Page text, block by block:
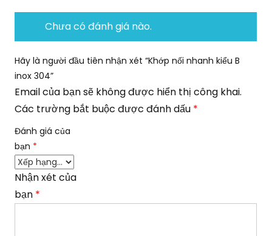
Chưa có đánh giá nào.
Hãy là người đầu tiên nhận xét “Khớp nối nhanh kiểu B
inox 304”
Email của bạn sẽ không được hiển thị công khai.
Các trường bắt buộc được đánh dấu *
Đánh giá của
bạn *
Nhận xét của
bạn *